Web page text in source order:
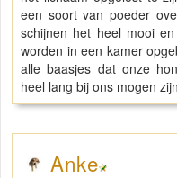
een soort van poeder
schijnen het heel mooi
worden in een kamer
alle baasjes dat onze
heel lang bij ons mogen
Anke